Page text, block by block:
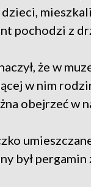
pochodzi z
że w
w nim
obejrzeć w
był